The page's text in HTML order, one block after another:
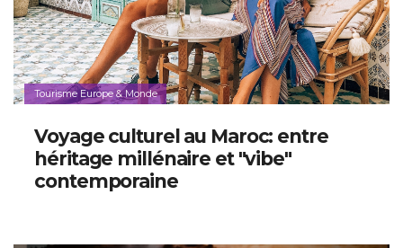
Tourisme Europe & Monde
Voyage culturel au Maroc: entre
héritage millénaire et "vibe"
contemporaine